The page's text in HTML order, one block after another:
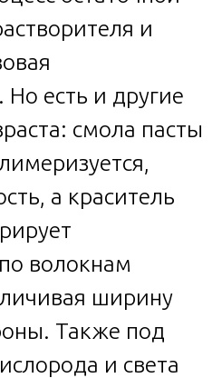
и
есть и другие
смола пасты
а краситель
волокнам
ширину
Также под
и света